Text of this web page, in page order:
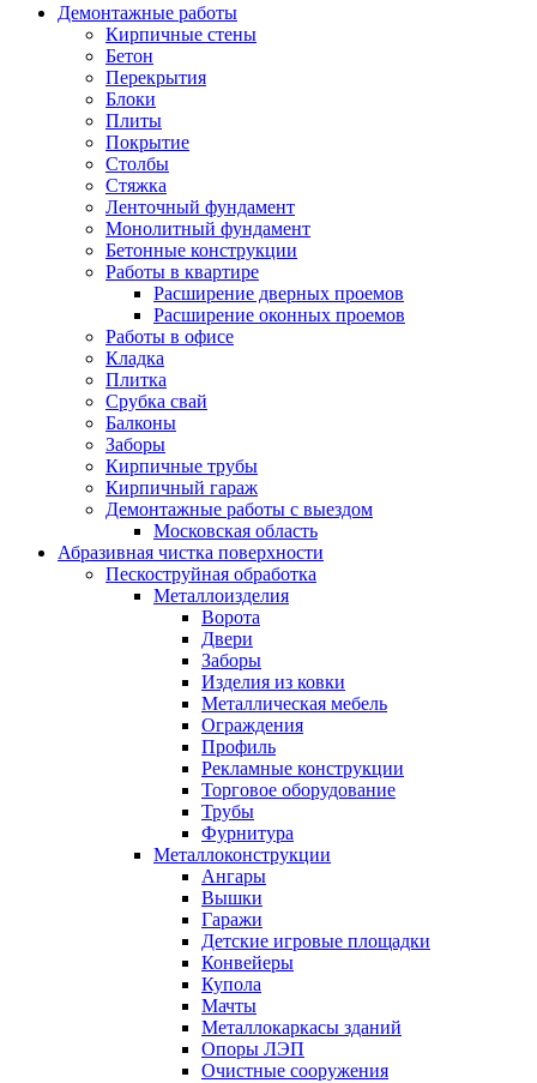
Демонтажные работы
Кирпичные стены
Бетон
Перекрытия
Блоки
Плиты
Покрытие
Столбы
Стяжка
Ленточный фундамент
Монолитный фундамент
Бетонные конструкции
Работы в квартире
Расширение дверных проемов
Расширение оконных проемов
Работы в офисе
Кладка
Плитка
Срубка свай
Балконы
Заборы
Кирпичные трубы
Кирпичный гараж
Демонтажные работы с выездом
Московская область
Абразивная чистка поверхности
Пескоструйная обработка
Металлоизделия
Ворота
Двери
Заборы
Изделия из ковки
Металлическая мебель
Ограждения
Профиль
Рекламные конструкции
Торговое оборудование
Трубы
Фурнитура
Металлоконструкции
Ангары
Вышки
Гаражи
Детские игровые площадки
Конвейеры
Купола
Мачты
Металлокаркасы зданий
Опоры ЛЭП
Очистные сооружения